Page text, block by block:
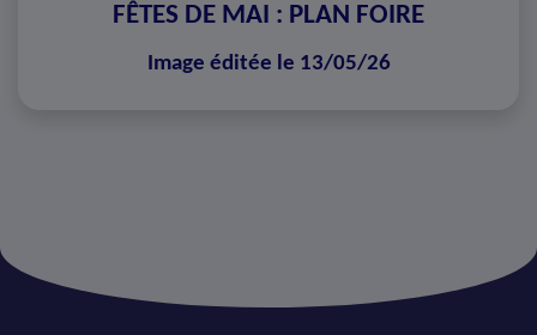
FÊTES DE MAI : PLAN FOIRE
Image éditée le 13/05/26